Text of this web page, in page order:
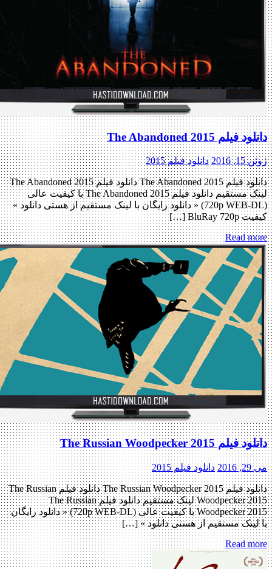
دانلود فیلم The Abandoned 2015
ژوئن 15, 2016 دانلود فیلم 2015
دانلود فیلم The Abandoned 2015 دانلود فیلم The Abandoned 2015
لینک مستقیم دانلود فیلم The Abandoned 2015 با کیفیت عالی
(720p WEB-DL) « دانلود رایگان با لینک مستقیم از هستی دانلود »
کیفیت BluRay 720p […]
Read more
دانلود فیلم The Russian Woodpecker 2015
می 29, 2016 دانلود فیلم 2015
دانلود فیلم The Russian Woodpecker 2015 دانلود فیلم The Russian
Woodpecker 2015 لینک مستقیم دانلود فیلم The Russian
Woodpecker 2015 با کیفیت عالی (720p WEB-DL) « دانلود رایگان
با لینک مستقیم از هستی دانلود » […]
Read more